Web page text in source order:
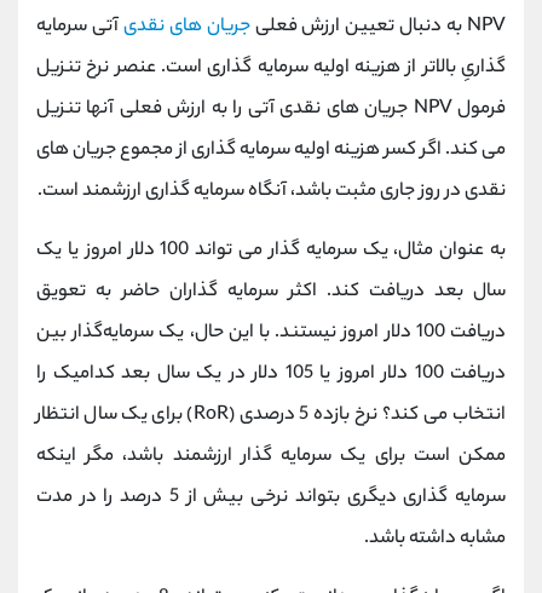
NPV به دنبال تعیین ارزش فعلی
جریان های نقدیآتی سرمایه
گذاریِ بالاتر از هزینه اولیه سرمایه گذاری است. عنصر نرخ تنزیل
فرمول NPV جریان های نقدی آتی را به ارزش فعلی آنها تنزیل
می کند. اگر کسر هزینه اولیه سرمایه گذاری از مجموع جریان های
نقدی در روز جاری مثبت باشد، آنگاه سرمایه گذاری ارزشمند است.
به عنوان مثال، یک سرمایه گذار می تواند 100 دلار امروز یا یک
سال بعد دریافت کند. اکثر سرمایه گذاران حاضر به تعویق
دریافت 100 دلار امروز نیستند. با این حال، یک سرمایه‌گذار بین
دریافت 100 دلار امروز یا 105 دلار در یک سال بعد کدامیک را
انتخاب می کند؟ نرخ بازده 5 درصدی (RoR) برای یک سال انتظار
ممکن است برای یک سرمایه گذار ارزشمند باشد، مگر اینکه
سرمایه گذاری دیگری بتواند نرخی بیش از 5 درصد را در مدت
مشابه داشته باشد.